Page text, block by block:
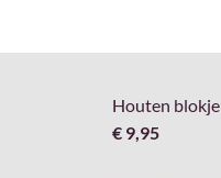
Houten blokje
€ 9,95